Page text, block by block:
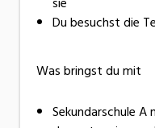
Du besuchst die
Was bringst du mit
Sekundarschule